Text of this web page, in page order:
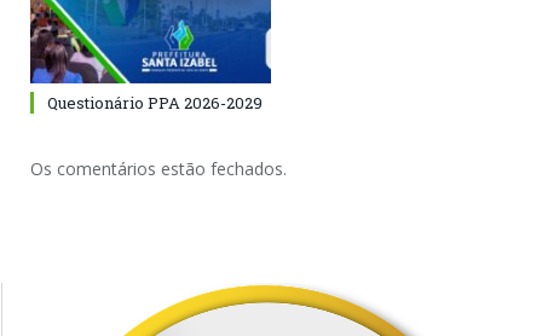
Questionário PPA 2026-2029
Os comentários estão fechados.